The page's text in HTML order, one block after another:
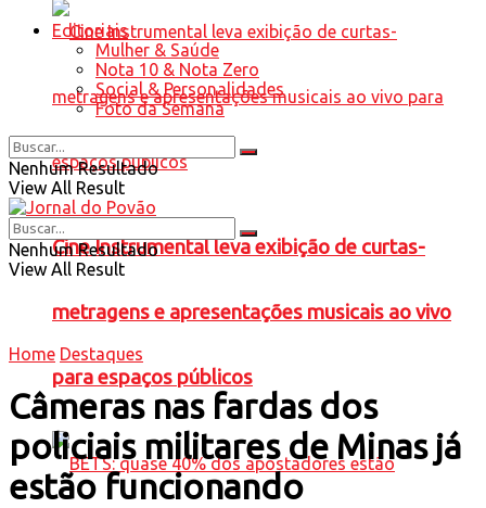
Cine Instrumental leva exibição de curtas-
metragens e apresentações musicais ao vivo
para espaços públicos
Editoriais
Mulher & Saúde
Nota 10 & Nota Zero
Social & Personalidades
Foto da Semana
Nenhum Resultado
View All Result
Nenhum Resultado
View All Result
Home Destaques
Câmeras nas fardas dos
policiais militares de Minas já
estão funcionando